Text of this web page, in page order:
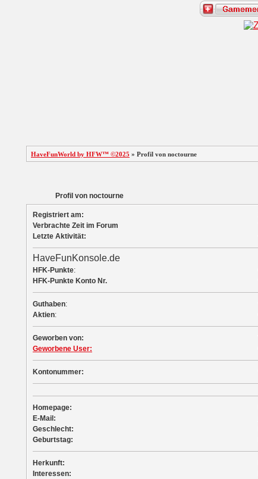
HaveFunWorld by HFW™ ©2025 » Profil von noctourne
Profil von noctourne
Registriert am:
Verbrachte Zeit im Forum
Letzte Aktivität:
HaveFunKonsole.de
HFK-Punkte:
HFK-Punkte Konto Nr.
Guthaben:
Aktien:
Geworben von:
Geworbene User:
Kontonummer:
Homepage:
E-Mail:
Geschlecht:
Geburtstag:
Herkunft:
Interessen: